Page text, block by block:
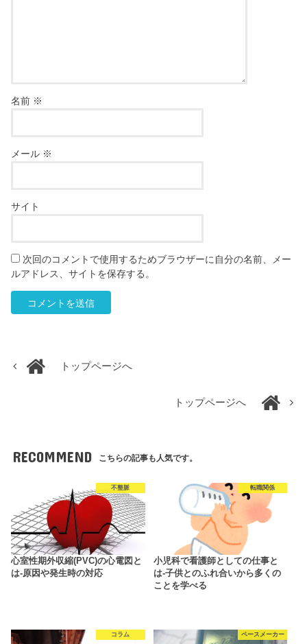
名前 ※
メール ※
サイト
次回のコメントで使用するためブラウザーに自分の名前、メー
ルアドレス、サイトを保存する。
トップページへ
トップページへ
RECOMMEND こちらの記事も人気です。
不整脈
心室性期外収縮(PVC)の心電図と
は-原因や発生時の対応
転職関係
小児科で看護師としての仕事と
は-子供とのふれ合いから多くの
ことを学べる
コラム ペースメーカー